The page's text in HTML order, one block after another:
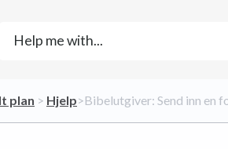
plan ​ > ​ ​Hjelp​>​ Bibelutgiver: Send inn en